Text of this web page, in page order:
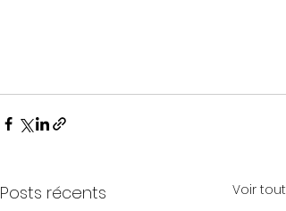
Posts récents Voir tout